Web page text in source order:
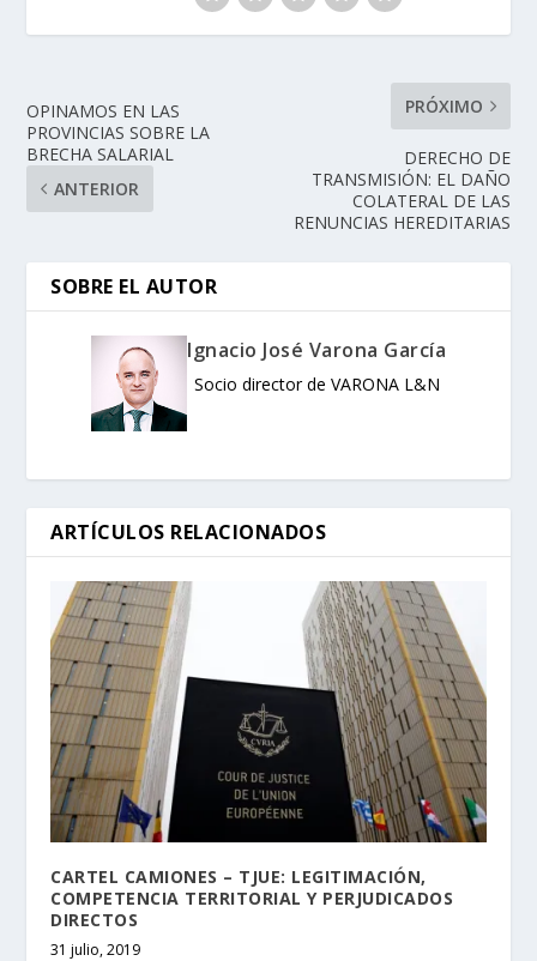
OPINAMOS EN LAS
PROVINCIAS SOBRE LA
BRECHA SALARIAL
ANTERIOR
PRÓXIMO
DERECHO DE
TRANSMISIÓN: EL DAÑO
COLATERAL DE LAS
RENUNCIAS HEREDITARIAS
SOBRE EL AUTOR
Ignacio José Varona García
Socio director de VARONA L&N
ARTÍCULOS RELACIONADOS
CARTEL CAMIONES – TJUE: LEGITIMACIÓN,
COMPETENCIA TERRITORIAL Y PERJUDICADOS
DIRECTOS
31 julio, 2019